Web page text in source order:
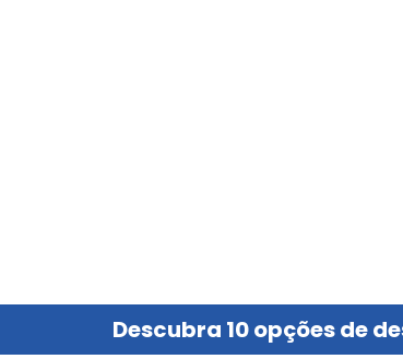
Descubra 10 opções de